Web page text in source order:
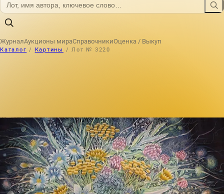
ЖурналАукционы мираСправочникиОценка / Выкуп
Каталог / Картины / Лот № 3220